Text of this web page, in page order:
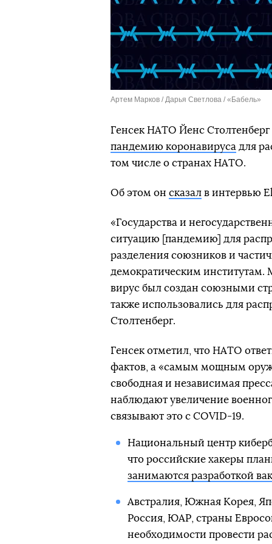
Артем Марков / Дарья Светлова / «Бабель»
Генсек НАТО Йенс Столтенберг
пандемию коронавируса для
том числе о странах НАТО.
Об этом он сказал в интервью
«Государства и
ситуацию [пандемию] для
разделения союзников и
демократическим институтам.
вирус был создан союзными
также использовались для
Столтенберг.
Генсек отметил, что НАТО
фактов, а «самым мощным
свободная и независимая
наблюдают увеличение
связывают это с COVID-19.
Национальный центр
что российские хакеры
занимаются разработкой
Австралия, Южная Корея,
Россия, ЮАР, страны
необходимости провести